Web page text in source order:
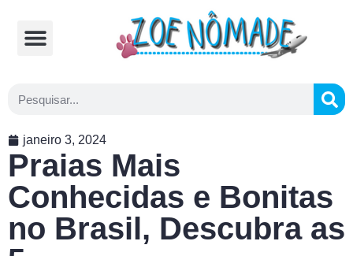
janeiro 3, 2024
Praias Mais
Conhecidas e Bonitas
no Brasil, Descubra as